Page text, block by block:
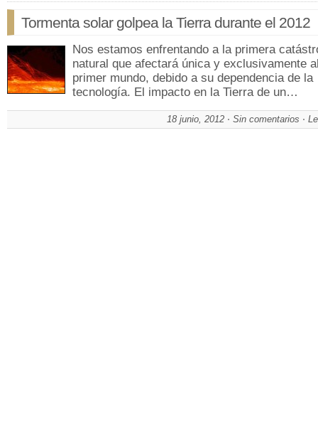
Tormenta solar golpea la Tierra durante el 2012
Nos estamos enfrentando a la primera
natural que afectará única y exclusivamente
primer mundo, debido a su dependencia de la
tecnología. El impacto en la Tierra de un…
18 junio, 2012 Sin comentarios